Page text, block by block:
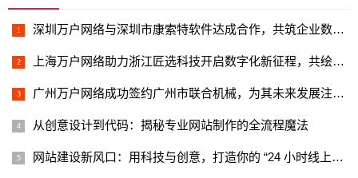
深圳万户网络与深圳市康索特软件达成合作，共筑企业数字化新名片
上海万户网络助力浙江匠选科技开启数字化新征程，共绘智能生活新蓝图
广州万户网络成功签约广州市联合机械，为其未来发展注入新活力
从创意设计到代码：揭秘专业网站制作的全流程魔法
网站建设新风口：用科技与创意，打造你的 “24 小时线上代言人